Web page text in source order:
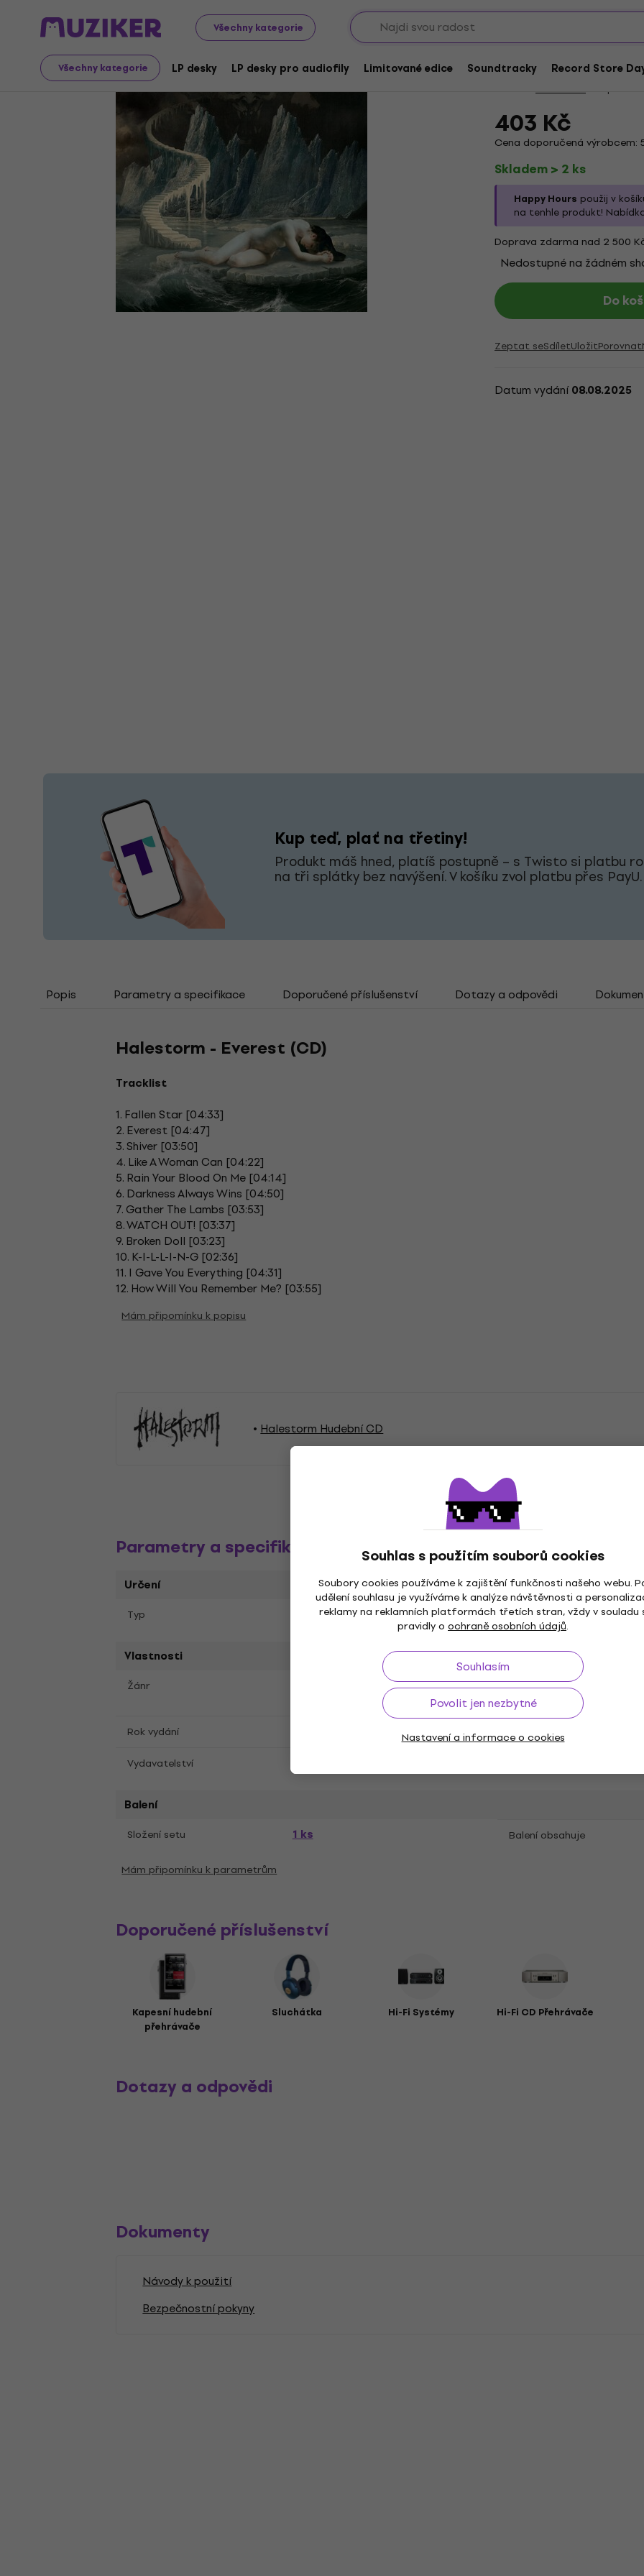
Všechny kategorie
Všechny kategorie LP desky LP desky pro audiofily Limitované edice Soundtracky Record Store
Souhlas s použitím souborů cookies
Soubory cookies používáme k zajištění funkčnosti našeho webu.
udělení souhlasu je využíváme k analýze návštěvnosti a
reklamy na reklamních platformách třetích stran, vždy v souladu
pravidly o ochraně osobních údajů.
Souhlasím
Povolit jen nezbytné
Nastavení a informace o cookies
LP desky a CD Hudební CD
Video
HAPPY HOUR
Halestorm - Everest
Kód
403 Kč
Cena doporučená výrobcem:
Skladem > 2 ks
Happy Hours použij v
na tenhle produkt!
Doprava zdarma nad 2 500
Nedostupné na žádném
Do
Zeptat seSdíletUložitPorovnat
Datum vydání08.08.2025
Kup teď, plať na třetiny!
Produkt máš hned, platíš postupně – s Twisto si platbu
na tři splátky bez navýšení. V košíku zvol platbu přes PayU.
Popis Parametry a specifikace Doporučené příslušenství Dotazy a odpovědi
Halestorm - Everest (CD)
Tracklist
1. Fallen Star [04:33]
2. Everest [04:47]
3. Shiver [03:50]
4. Like A Woman Can [04:22]
5. Rain Your Blood On Me [04:14]
6. Darkness Always Wins [04:50]
7. Gather The Lambs [03:53]
8. WATCH OUT! [03:37]
9. Broken Doll [03:23]
10. K-I-L-L-I-N-G [02:36]
11. I Gave You Everything [04:31]
12. How Will You Remember Me? [03:55]
Mám připomínku k popisu
Halestorm Hudební CD
Parametry a specifikace
Určení
Typ
Vlastnosti
Žánr Heavy Metal Subžánr
Rok vydání
Datum vydání
Vydavatelství
Balení
Složení setu 1 ks Balení obsahuje
Mám připomínku k parametrům
Doporučené příslušenství
Kapesní hudební
přehrávače
Sluchátka Hi-Fi Systémy Hi-Fi CD Přehrávače
Dotazy a odpovědi
Dokumenty
Návody k použití
Bezpečnostní pokyny